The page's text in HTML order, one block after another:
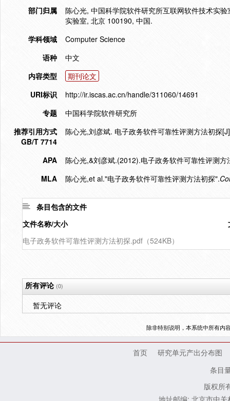
部门归属
陈心光, 中国科学院软件研究所互联网软件技术实
实验室, 北京 100190, 中国.
学科领域
Computer Science
语种
中文
内容类型
期刊论文
URI标识
http://ir.iscas.ac.cn/handle/311060/14691
专题
中国科学院软件研究所
推荐引用方式
GB/T 7714
陈心光,刘彦斌. 电子政务软件可靠性评测方法初探
APA
陈心光,&刘彦斌.(2012).电子政务软件可靠性评测方
MLA
陈心光,et al."电子政务软件可靠性评测方法初探".
条目包含的文件
文件名称/大小
电子政务软件可靠性评测方法初探.pdf（524KB）
所有评论(0)
暂无评论
除非特别说明，本系统中所有内
首页
研究单元产出分布图
条目
版权所
地址邮编: 北京市中